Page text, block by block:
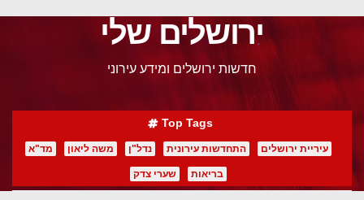
ירושלים שלי
חדשות ירושלים ומידע עירוני
Top Tags
עיריית ירושלים התחדשות עירונית נדל"ן משה ליאון מד"א
בריאות שערי צדק